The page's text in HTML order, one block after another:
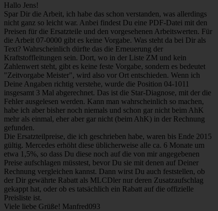
Hallo Jens!
Spar Dir die Arbeit, ich habe das schon verstanden, was allerdings
nicht ganz so leicht war. Anbei findest Du eine PDF-Datei mit den
Preisen für die Ersatzteile und den vorgesehenen Arbeitswerten. Für
die Arbeit 07-0000 gibt es keine Vorgabe. Was steht da bei Dir als
Text? Wahrscheinlich dürfte das die Erneuerung der
Kraftstoffleitungen sein. Dort, wo in der Liste ZM und kein
Zahlenwert steht, gibt es keine feste Vorgabe, sondern es bedeutet
"Zeitvorgabe Meister", wird also vor Ort entschieden. Wenn ich
Deine Angaben richtig verstehe, wurde die Position 04-1011
insgesamt 3 Mal abgerechnet. Das ist die Star-Diagnose, mit der die
Fehler ausgelesen werden. Kann man wahrscheinlich so machen,
habe ich aber bisher noch niemals und schon gar nicht beim AhK
mehr als einmal, eher aber gar nicht (beim AhK) in der Rechnung
gefunden.
Die Ersatzteilpreise, die ich geschrieben habe, waren bis Ende 2015
gültig. Mercedes erhöht diese üblicherweise alle ca. 6 Monate um
etwa 1,5%, so dass Du diese noch auf die von mir angegebenen
Preise aufschlagen müsstest, bevor Du sie mit denen auf Deiner
Rechnung vergleichen kannst. Dann wirst Du auch feststellen, ob
der Dir gewährte Rabatt als MLCDler nur deren Zusatzaufschlag
gekappt hat, oder ob es tatsächlich ein Rabatt auf die offizielle
Preisliste ist.
Viele liebe Grüße! Manfred093